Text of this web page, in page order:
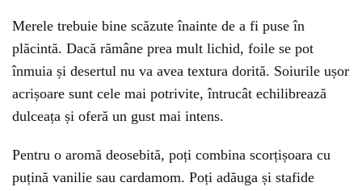
Merele trebuie bine scăzute înainte de a fi puse în
plăcintă. Dacă rămâne prea mult lichid, foile se pot
înmuia și desertul nu va avea textura dorită. Soiurile ușor
acrișoare sunt cele mai potrivite, întrucât echilibrează
dulceața și oferă un gust mai intens.
Pentru o aromă deosebită, poți combina scorțișoara cu
puțină vanilie sau cardamom. Poți adăuga și stafide